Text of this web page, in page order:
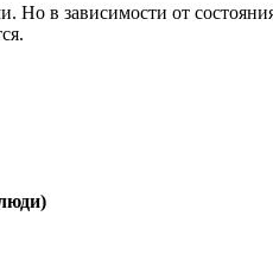
в зависимости от